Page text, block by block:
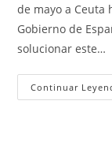
de mayo a Ceuta
Gobierno de
solucionar este…
Continuar